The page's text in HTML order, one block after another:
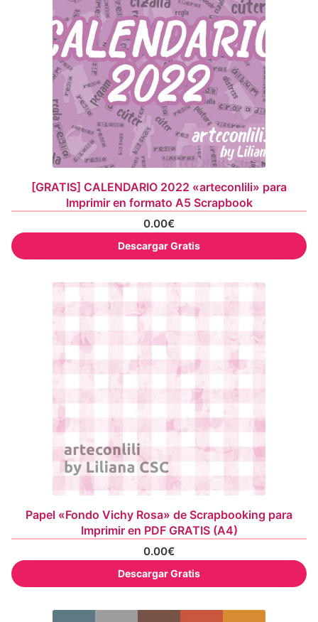
[GRATIS] CALENDARIO 2022 «arteconlili» para
Imprimir en formato A5 Scrapbook
0.00€
Descargar Gratis
Papel «Fondo Vichy Rosa» de Scrapbooking para
Imprimir en PDF GRATIS (A4)
0.00€
Descargar Gratis